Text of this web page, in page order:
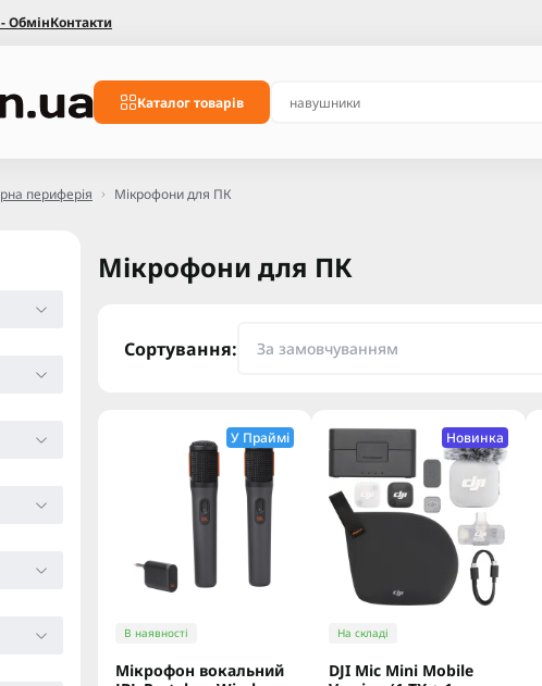
ОбмінКонтакти
Каталог товарів
периферія Мікрофони для ПК
Мікрофони для ПК
Сортування:
У Праймі
В наявності
Мікрофон вокальний
Новинка
На складі
DJI Mic Mini Mobile